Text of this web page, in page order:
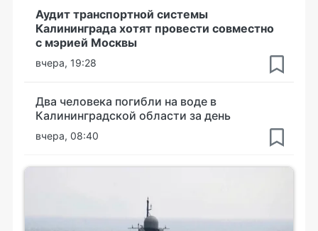
Аудит транспортной системы
Калининграда хотят провести совместно
с мэрией Москвы
вчера, 19:28
Два человека погибли на воде в
Калининградской области за день
вчера, 08:40